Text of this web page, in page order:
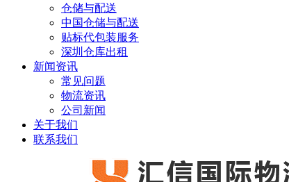
仓储与配送
中国仓储与配送
贴标代包装服务
深圳仓库出租
新闻资讯
常见问题
物流资讯
公司新闻
关于我们
联系我们